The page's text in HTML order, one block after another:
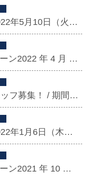
【関内店】ビル外壁工事【2022年5月10日（火）～6月4日（土）予定】のお知らせ
プリペイドチャージキャンペーン2022 年 4 月 15（金）～ 5 月 31 日（火）迄
【 ペディ特待生募集！ / スタッフ募集！ / 期間限定 / 足の専門店PEDI CARE】
年末年始の営業のご案内【2022年1月6日（木）より通常営業】
プリペイドチャージキャンペーン2021 年 10 月 15（金）〜11 月 30 日（火）迄